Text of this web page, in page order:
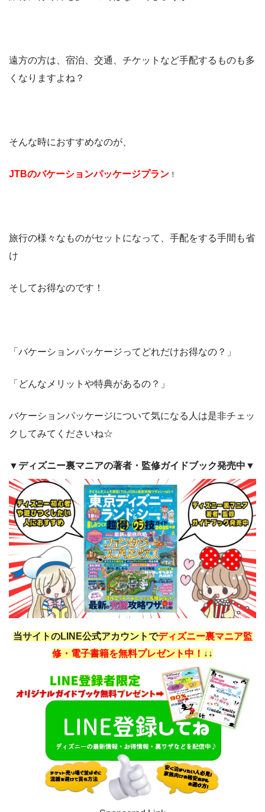
遠方の方は、宿泊、交通、チケットなど手配するものも多
くなりますよね？
そんな時におすすめなのが、
JTBのバケーションパッケージプラン ！
旅行の様々なものがセットになって、手配をする手間も省
け
そしてお得なのです！
「バケーションパッケージってどれだけお得なの？」
「どんなメリットや特典があるの？」
バケーションパッケージについて気になる人は是非チェッ
クしてみてくださいね☆
▼ディズニー裏マニアの著者・監修ガイドブック発売中▼
当サイトのLINE公式アカウントでディズニー裏マニア監
修・電子書籍を無料プレゼント中！ ↓↓